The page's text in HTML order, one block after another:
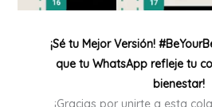
¡Sé tu Mejor Versión!
que tu WhatsApp refleje tu
bienestar!
¡Gracias por unirte a esta